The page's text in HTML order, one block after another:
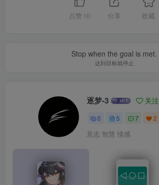
点赞 10 分享 收藏
Stop when the goal is met.
达到目标就停止
逐梦-3 关注
0 5 7 2
意志 智慧 情感